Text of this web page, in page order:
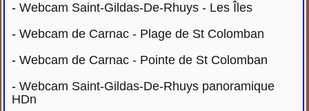
-Webcam Saint-Gildas-De-Rhuys - Les Îles
-Webcam de Carnac - Plage de St Colomban
-Webcam de Carnac - Pointe de St Colomban
-Webcam Saint-Gildas-De-Rhuys panoramique
HDn